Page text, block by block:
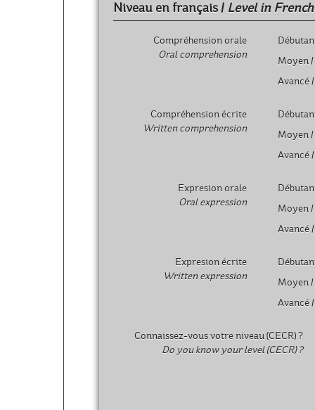
Niveau en français / Level in French
Compréhension orale
Oral comprehension
Moyen /
Avancé
Compréhension écrite
Written comprehension
Moyen /
Avancé
Expresion orale
Oral expression
Moyen /
Avancé
Expresion écrite
Written expression
Moyen /
Avancé
Connaissez-vous votre niveau (CECR) ?
Do you know your level (CECR) ?